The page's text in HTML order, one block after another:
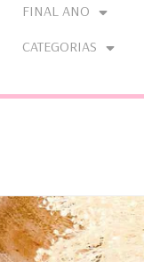
FINAL ANO
CATEGORIAS